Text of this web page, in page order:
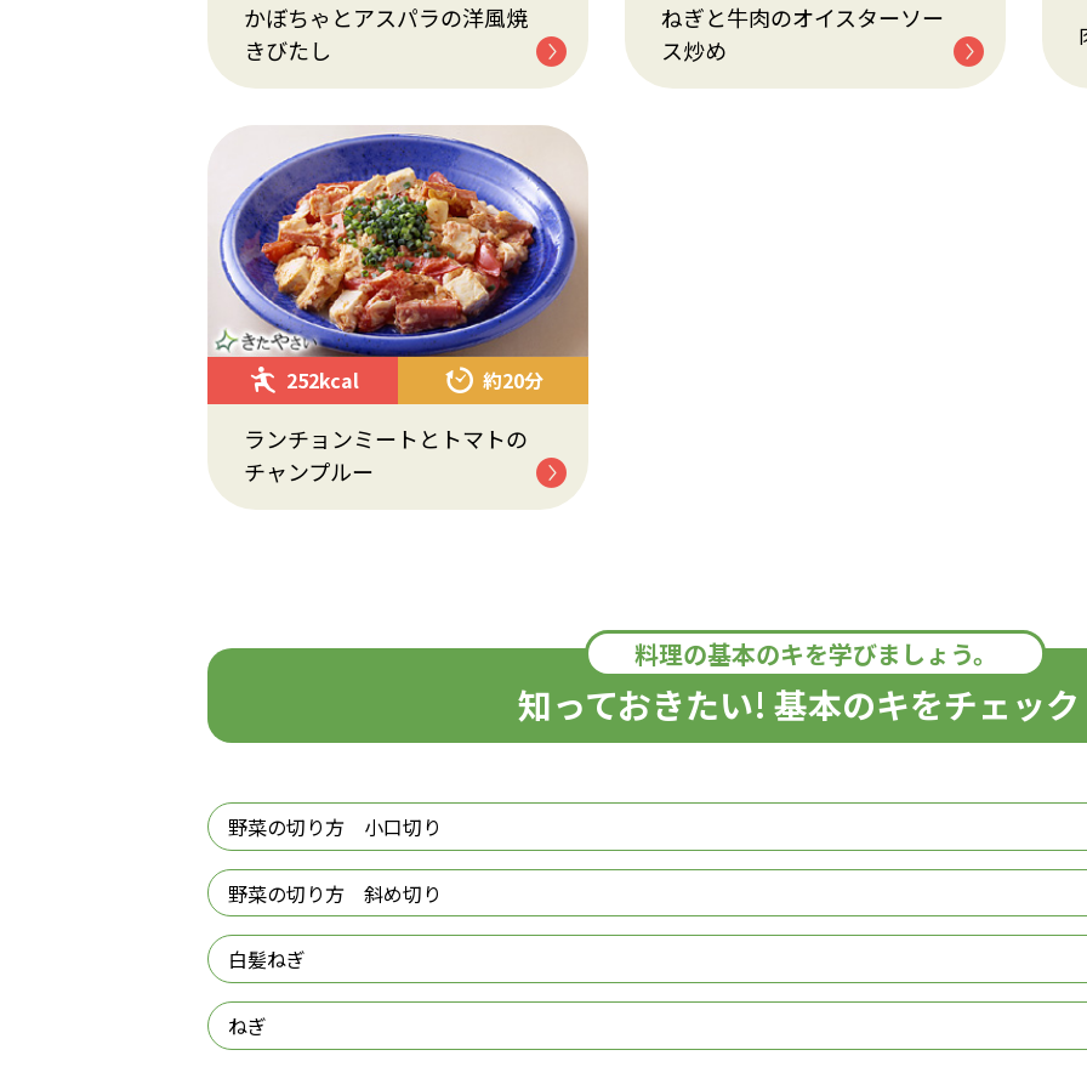
かぼちゃとアスパラの洋風焼
きびたし
ねぎと牛肉のオイスターソー
ス炒め
252kcal 約20分
ランチョンミートとトマトの
チャンプルー
料理の基本のキを学びましょう。
知っておきたい! 基本のキをチェッ
野菜の切り方 小口切り
野菜の切り方 斜め切り
白髪ねぎ
ねぎ